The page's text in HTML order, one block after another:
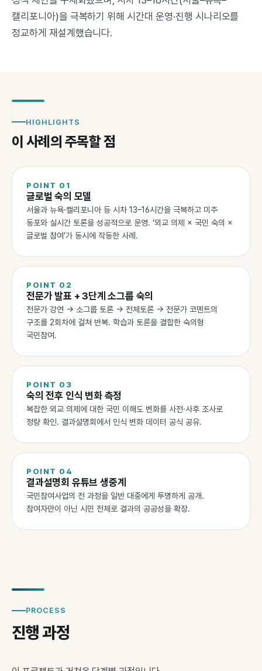
캘리포니아)을 극복하기 위해 시간대 운영·진행 시나리오를
정교하게 재설계했습니다.
HIGHLIGHTS
이 사례의 주목할 점
POINT 01
글로벌 숙의 모델
서울과 뉴욕·캘리포니아 등 시차 13–16시간을 극복하고 미주
동포와 실시간 토론을 성공적으로 운영. ‘외교 의제 × 국민 숙의 ×
글로벌 참여’가 동시에 작동한 사례.
POINT 02
전문가 발표 + 3단계 소그룹 숙의
전문가 강연 → 소그룹 토론 → 전체토론 → 전문가 코멘트의
구조를 2회차에 걸쳐 반복. 학습과 토론을 결합한 숙의형
국민참여.
POINT 03
숙의 전후 인식 변화 측정
복잡한 외교 의제에 대한 국민 이해도 변화를 사전·사후 조사로
정량 확인. 결과설명회에서 인식 변화 데이터 공식 공유.
POINT 04
결과설명회 유튜브 생중계
국민참여사업의 전 과정을 일반 대중에게 투명하게 공개.
참여자만이 아닌 시민 전체로 결과의 공공성을 확장.
PROCESS
진행 과정